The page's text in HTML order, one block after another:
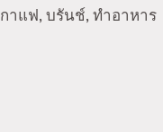
กาแฟ, บรันช์, ทำอาหาร